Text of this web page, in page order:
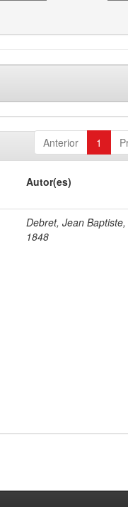
Anterior 1
Autor(es)
Debret, Jean
1848